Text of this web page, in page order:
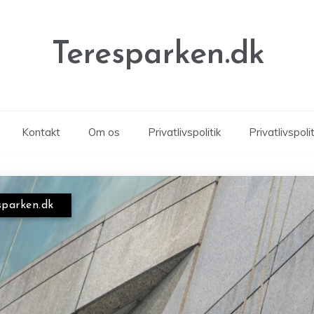
Teresparken.dk
Kontakt Om os Privatlivspolitik